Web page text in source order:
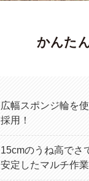
かんた
広幅スポンジ輪を
採用！
15cmのうね高でさ
安定したマルチ作業